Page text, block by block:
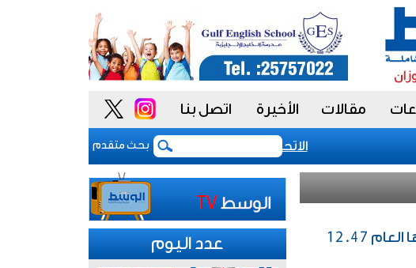
مقالات الأخيرة اتصل بنا
بحث متقدم
الاتحاد الوطني للموظفين: موظفو الكويت سطروا ملحمة
بورصة الكويت تغلق تعاملاتها على انخفاض مؤشرها العام 12.47
عدد اليوم